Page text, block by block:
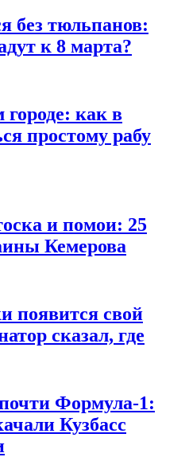
без тюльпанов:
к 8 марта?
как в
простому рабу
и помои: 25
Кемерова
появится свой
сказал, где
Формула-1:
Кузбасс